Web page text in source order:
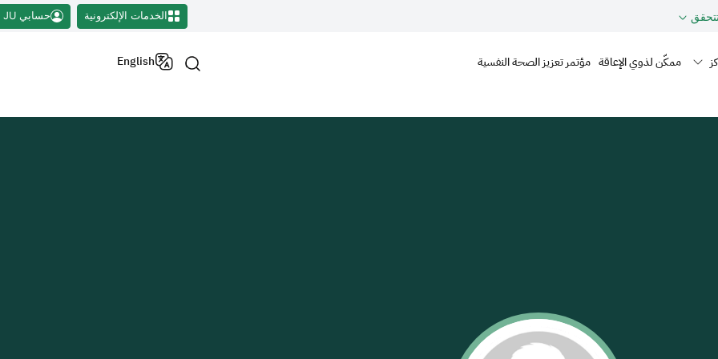
الخدمات الإلكترونية حسابي JU
ممكّن لذوي الإعاقة مؤتمر تعزيز الصحة النفسية English